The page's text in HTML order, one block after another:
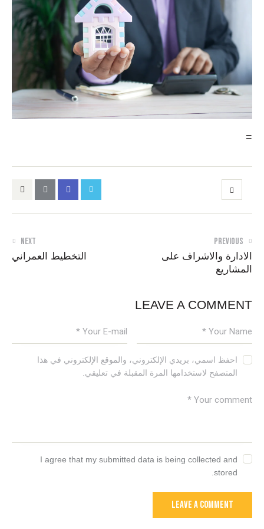
=
PREVIOUS
الادارة والاشراف على
المشاريع
NEXT
التخطيط العمراني
LEAVE A COMMENT
احفظ اسمي، بريدي الإلكتروني، والموقع الإلكتروني في هذا
المتصفح لاستخدامها المرة المقبلة في تعليقي.
I agree that my submitted data is being collected and
stored.